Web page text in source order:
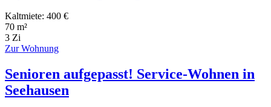
Kaltmiete: 400 €
70 m²
3 Zi
Zur Wohnung
Senioren aufgepasst! Service-Wohnen in
Seehausen